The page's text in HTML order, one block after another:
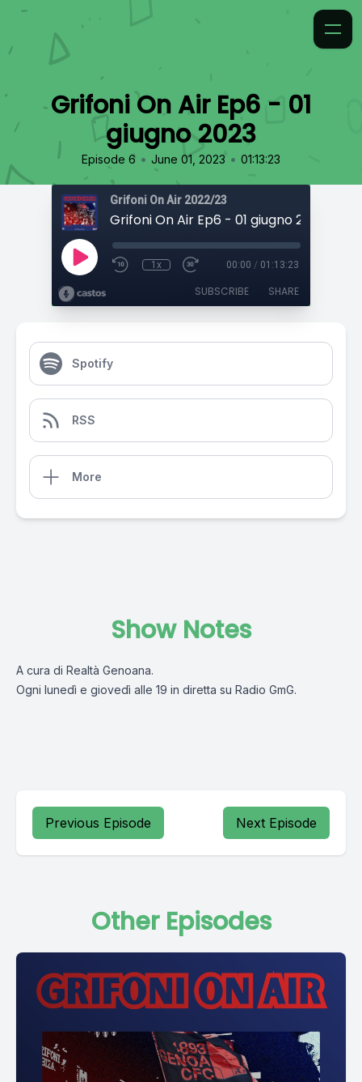
Grifoni On Air Ep6 - 01
giugno 2023
Episode 6 • June 01, 2023 • 01:13:23
Grifoni On Air 2022/23
Grifoni On Air Ep6 - 01 giugno 2023
1x 00:00 / 01:13:23
SUBSCRIBE SHARE
Spotify
RSS
More
Show Notes
A cura di Realtà Genoana.
Ogni lunedì e giovedì alle 19 in diretta su Radio GmG.
Previous Episode Next Episode
Other Episodes